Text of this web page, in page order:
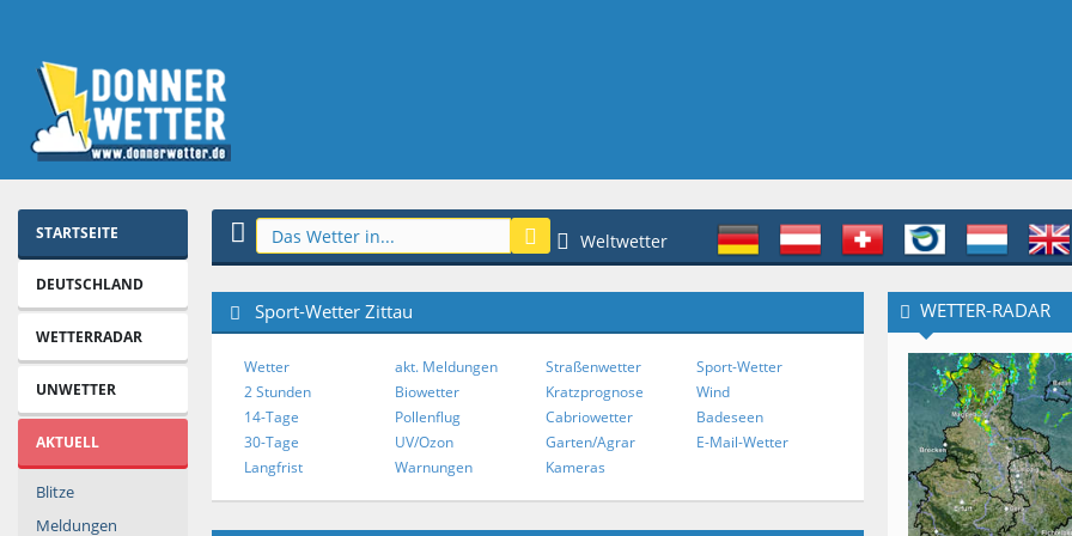
STARTSEITE
DEUTSCHLAND
WETTERRADAR
UNWETTER
AKTUELL
Blitze
Meldungen
Weltwetter
Sport-Wetter Zittau
Wetter
2 Stunden
14-Tage
30-Tage
Langfrist
akt. Meldungen
Biowetter
Pollenflug
UV/Ozon
Warnungen
Straßenwetter
Kratzprognose
Cabriowetter
Garten/Agrar
Kameras
Sport-Wetter
Wind
Badeseen
E-Mail-Wetter
WETTER-RADAR